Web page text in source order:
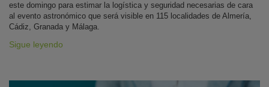
este domingo para estimar la logística y seguridad necesarias de cara
al evento astronómico que será visible en 115 localidades de Almería,
Cádiz, Granada y Málaga.
Sigue leyendo